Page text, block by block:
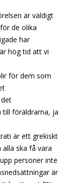
är väldigt
de olika
har
hög tid att vi
för dem som
föräldrarna, ja
är ett grekiskt
ska få vara
personer inte
är